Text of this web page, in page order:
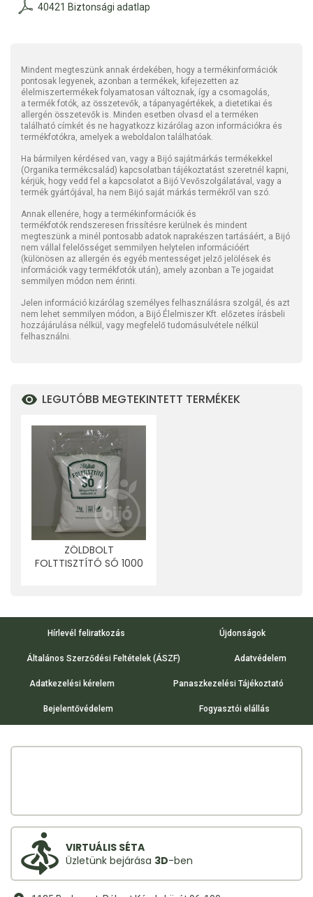
40421 Biztonsági adatlap
Mindent megteszünk annak érdekében, hogy a termékinformációk
pontosak legyenek, azonban a termékek, kifejezetten az
élelmiszertermékek folyamatosan változnak, így a csomagolás,
a termék fotók, az összetevők, a tápanyagértékek, a dietetikai és
allergén összetevők is. Minden esetben olvasd el a terméken
található címkét és ne hagyatkozz kizárólag azon információkra és
termékfotókra, amelyek a weboldalon találhatóak.
Ha bármilyen kérdésed van, vagy a Bijó sajátmárkás termékekkel
(Organika termékcsalád) kapcsolatban tájékoztatást szeretnél kapni,
kérjük, hogy vedd fel a kapcsolatot a Bijó Vevőszolgálatával, vagy a
termék gyártójával, ha nem Bijó saját márkás termékről van szó.
Annak ellenére, hogy a termékinformációk és
termékfotók rendszeresen frissítésre kerülnek és mindent
megteszünk a minél pontosabb adatok naprakészen tartásáért, a Bijó
nem vállal felelősséget semmilyen helytelen információért
(különösen az allergén és egyéb mentességet jelző jelölések és
információk vagy termékfotók után), amely azonban a Te jogaidat
semmilyen módon nem érinti.
Jelen információ kizárólag személyes felhasználásra szolgál, és azt
nem lehet semmilyen módon, a Bijó Élelmiszer Kft. előzetes írásbeli
hozzájárulása nélkül, vagy megfelelő tudomásulvétele nélkül
felhasználni.
LEGUTÓBB MEGTEKINTETT TERMÉKEK
ZÖLDBOLT
FOLTTISZTÍTÓ SÓ 1000
Hírlevél feliratkozás Újdonságok
Általános Szerződési Feltételek (ÁSZF) Adatvédelem
Adatkezelési kérelem Panaszkezelési Tájékoztató
Bejelentővédelem Fogyasztói elállás
VIRTUÁLIS SÉTA
Üzletünk bejárása 3D-ben